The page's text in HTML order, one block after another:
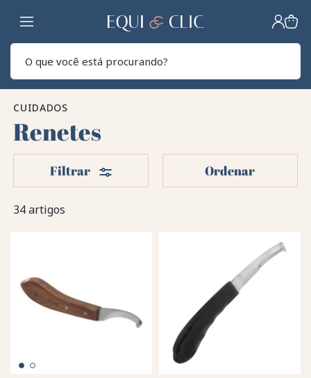
Lar
CUIDADOS
Renetes
34 artigos
Filtrar Filters Ordenar